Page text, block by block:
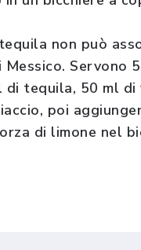
non può
Servono
tequila, 50 ml di
poi
di limone nel